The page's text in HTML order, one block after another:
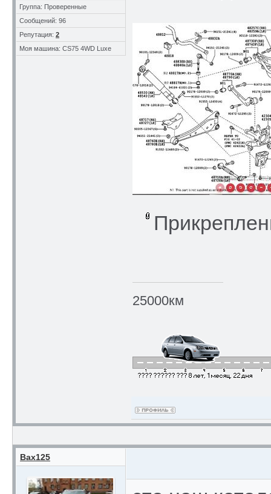
Группа: Проверенные
Сообщений: 96
Репутация: 2
Моя машина: CS75 4WD Luxe
25000км
Bax125